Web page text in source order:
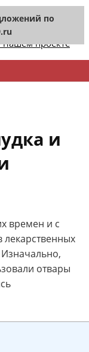
сайта
проекте
и
времен и с
Изначально,
отвары
по